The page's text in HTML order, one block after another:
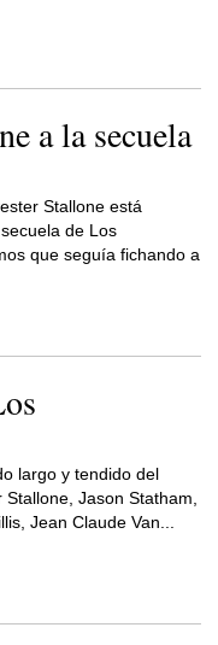
a la secuela
Stallone está
de Los
que seguía fichando a
largo y tendido del
Jason Statham,
Jean Claude Van...